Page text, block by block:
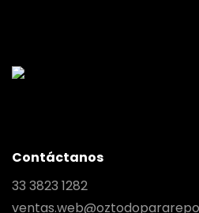
Contáctanos
33 3823 1282